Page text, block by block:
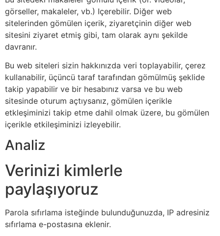
görseller, makaleler, vb.) Içerebilir. Diğer web
sitelerinden gömülen içerik, ziyaretçinin diğer web
sitesini ziyaret etmiş gibi, tam olarak aynı şekilde
davranır.
Bu web siteleri sizin hakkınızda veri toplayabilir, çerez
kullanabilir, üçüncü taraf tarafından gömülmüş şeklide
takip yapabilir ve bir hesabınız varsa ve bu web
sitesinde oturum açtıysanız, gömülen içerikle
etkleşiminizi takip etme dahil olmak üzere, bu gömülen
içerikle etkileşiminizi izleyebilir.
Analiz
Verinizi kimlerle
paylaşıyoruz
Parola sıfırlama isteğinde bulunduğunuzda, IP adresiniz
sıfırlama e-postasına eklenir.